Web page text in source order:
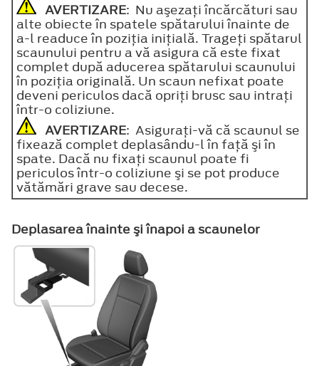
AVERTIZARE: Nu aşezaţi încărcături sau
alte obiecte în spatele spătarului înainte de
a-l readuce în poziţia iniţială. Trageţi spătarul
scaunului pentru a vă asigura că este fixat
complet după aducerea spătarului scaunului
în poziţia originală. Un scaun nefixat poate
deveni periculos dacă opriţi brusc sau intraţi
într-o coliziune.
AVERTIZARE: Asiguraţi-vă că scaunul se
fixează complet deplasându-l în faţă şi în
spate. Dacă nu fixaţi scaunul poate fi
periculos într-o coliziune şi se pot produce
vătămări grave sau decese.
Deplasarea înainte şi înapoi a scaunelor